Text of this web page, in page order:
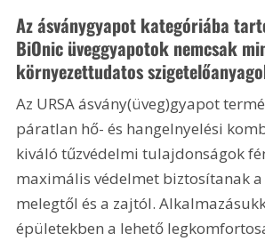
Az ásványgyapot kategóriába
BiOnic üveggyapotok nemcsak
környezettudatos
Az URSA ásvány(üveg)gyapot
páratlan hő- és hangelnyelési
kiváló tűzvédelmi tulajdonságok
maximális védelmet biztosítanak
melegtől és a zajtól.
épületekben a lehető